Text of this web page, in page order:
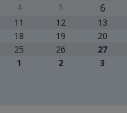
4 5 6
11 12 13
18 19 20
25 26 27
1 2 3